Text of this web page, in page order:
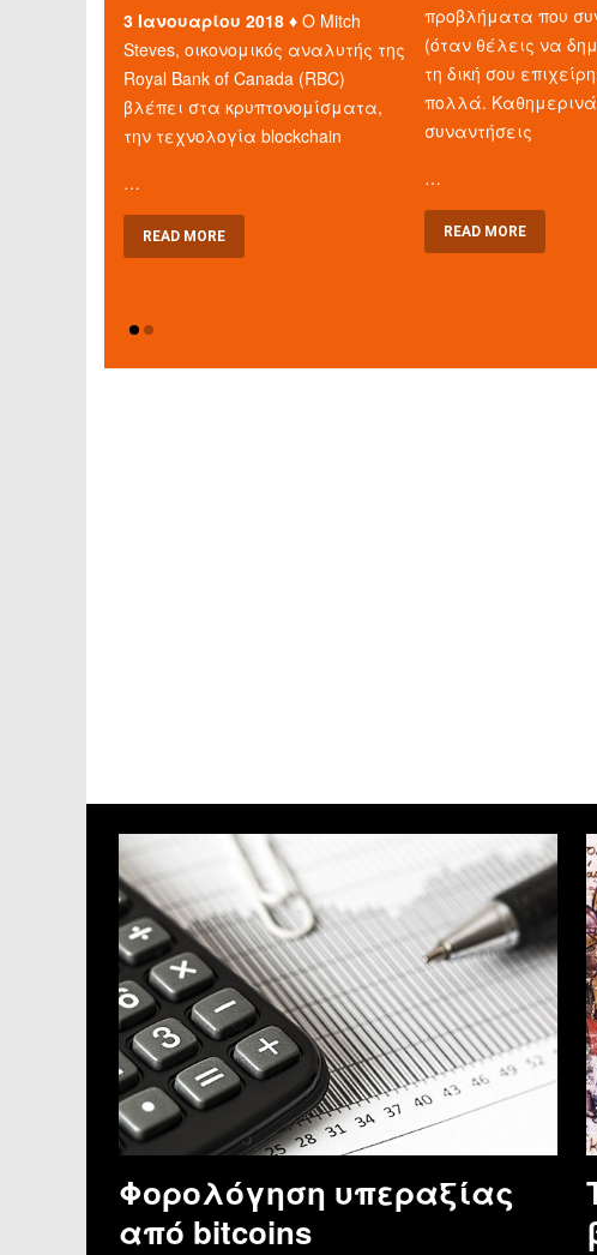
3 Ιανουαρίου 2018 ♦Ο Mitch
Steves, οικονομικός αναλυτής της
Royal Bank of Canada (RBC)
βλέπει στα κρυπτονομίσματα,
την τεχνολογία blockchain
…
READ MORE
προβλήματα που
(όταν θέλεις να
τη δική σου
πολλά.
συναντήσεις
…
READ MORE
Φορολόγηση υπεραξίας
από bitcoins